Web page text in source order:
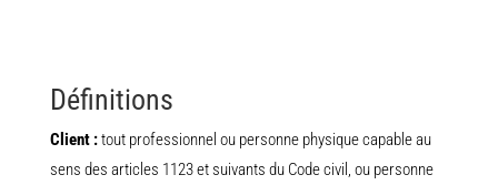
Définitions
Client :tout professionnel ou personne physique capable au
sens des articles 1123 et suivants du Code civil, ou personne